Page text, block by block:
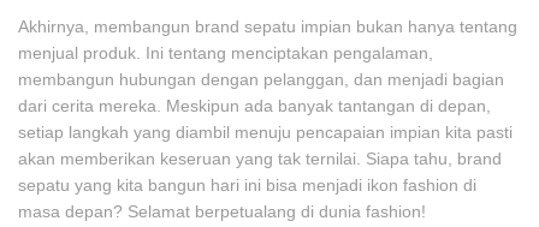
Akhirnya, membangun brand sepatu impian bukan hanya tentang
menjual produk. Ini tentang menciptakan pengalaman,
membangun hubungan dengan pelanggan, dan menjadi bagian
dari cerita mereka. Meskipun ada banyak tantangan di depan,
setiap langkah yang diambil menuju pencapaian impian kita pasti
akan memberikan keseruan yang tak ternilai. Siapa tahu, brand
sepatu yang kita bangun hari ini bisa menjadi ikon fashion di
masa depan? Selamat berpetualang di dunia fashion!